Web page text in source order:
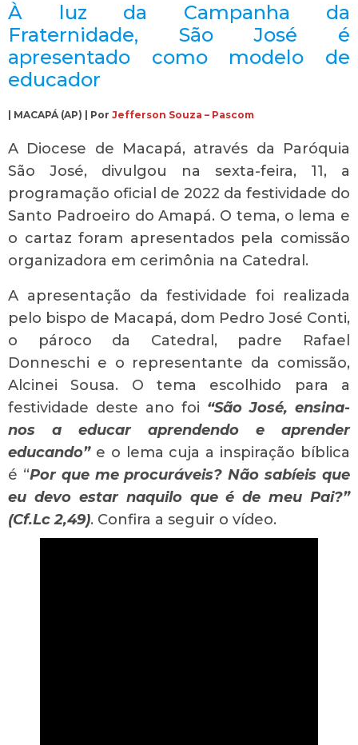
À luz da Campanha da
Fraternidade, São José é
apresentado como modelo de
educador
| MACAPÁ (AP) | Por Jefferson Souza – Pascom
A Diocese de Macapá, através da Paróquia
São José, divulgou na sexta-feira, 11, a
programação oficial de 2022 da festividade do
Santo Padroeiro do Amapá. O tema, o lema e
o cartaz foram apresentados pela comissão
organizadora em cerimônia na Catedral.
A apresentação da festividade foi realizada
pelo bispo de Macapá, dom Pedro José Conti,
o pároco da Catedral, padre Rafael
Donneschi e o representante da comissão,
Alcinei Sousa. O tema escolhido para a
festividade deste ano foi “São José, ensina-
nos a educar aprendendo e aprender
educando”e o lema cuja a inspiração bíblica
é “Por que me procuráveis? Não sabíeis que
eu devo estar naquilo que é de meu Pai?”
(Cf.Lc 2,49). Confira a seguir o vídeo.